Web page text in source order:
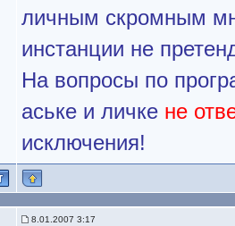
личным скромным
инстанции не
На вопросы по
аське и личке не
исключения!
8.01.2007 3:17